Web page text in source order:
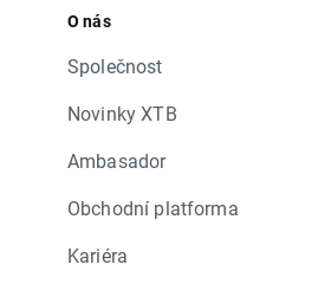
O nás
Společnost
Novinky XTB
Ambasador
Obchodní platforma
Kariéra